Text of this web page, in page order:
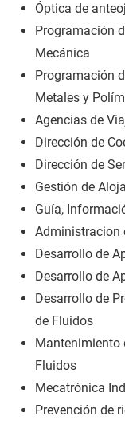
Óptica de
Programación
Mecánica
Programación
Metales y
Agencias de
Dirección de
Dirección de
Gestión de
Guía,
Administracion
Desarrollo de
Desarrollo de
Desarrollo de
de Fluidos
Mantenimiento
Fluidos
Mecatrónica
Prevención de